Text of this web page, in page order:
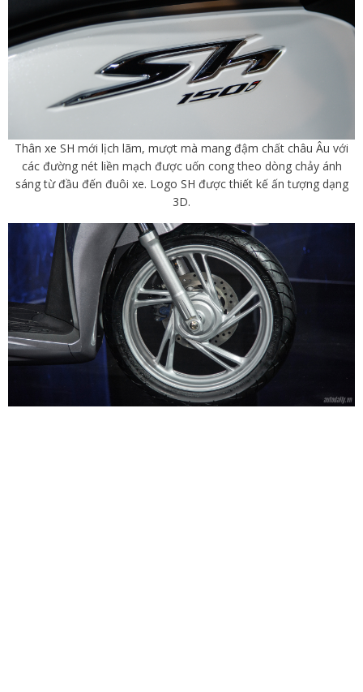
Thân xe SH mới lịch lãm, mượt mà mang đậm chất châu Âu với
các đường nét liền mạch được uốn cong theo dòng chảy ánh
sáng từ đầu đến đuôi xe. Logo SH được thiết kế ấn tượng dạng
3D.